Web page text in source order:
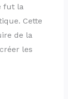
fut la
Cette
de la
les